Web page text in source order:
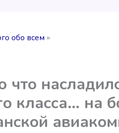
обо всем
что
класса… на